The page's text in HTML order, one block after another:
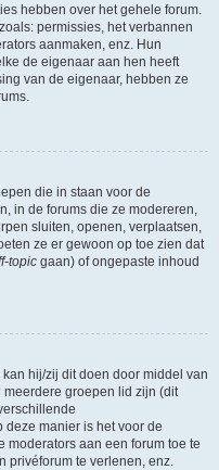
hebben over het gehele forum.
permissies, het verbannen
aanmaken, enz. Hun
de eigenaar aan hen heeft
van de eigenaar, hebben ze
die in staan voor de
in de forums die ze modereren,
sluiten, openen, verplaatsen,
ze er gewoon op toe zien dat
topic gaan) of ongepaste inhoud
hij/zij dit doen door middel van
groepen lid zijn (dit
manier is het voor de
aan een forum toe te
privéforum te verlenen, enz.